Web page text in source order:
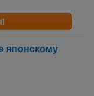
японскому